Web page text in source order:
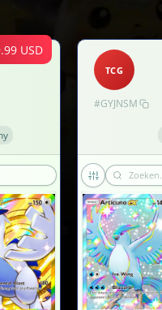
USD
TCG
#GYJNSM